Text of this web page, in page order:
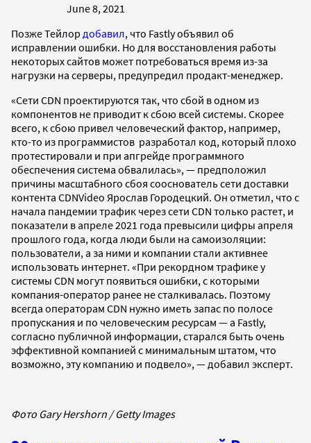
June 8, 2021
Позже Тейлор добавил, что Fastly объявил об
исправлении ошибки. Но для восстановления работы
некоторых сайтов может потребоваться время из-за
нагрузки на серверы, предупредил продакт-менеджер.
«Сети CDN проектируются так, что сбой в одном из
компонентов не приводит к сбою всей системы. Скорее
всего, к сбою привел человеческий фактор, например,
кто-то из программистов разработал код, который плохо
протестировали и при апгрейде программного
обеспечения система обвалилась», — предположил
причины масштабного сбоя сооснователь сети доставки
контента CDNVideo Ярослав Городецкий. Он отметил, что с
начала пандемии трафик через сети CDN только растет, и
показатели в апреле 2021 года превысили цифры апреля
прошлого года, когда люди были на самоизоляции:
пользователи, а за ними и компании стали активнее
использовать интернет. «При рекордном трафике у
системы CDN могут появиться ошибки, с которыми
компания-оператор ранее не сталкивалась. Поэтому
всегда операторам CDN нужно иметь запас по полосе
пропускания и по человеческим ресурсам — а Fastly,
согласно публичной информации, старался быть очень
эффективной компанией с минимальным штатом, что
возможно, эту компанию и подвело», — добавил эксперт.
Фото Gary Hershorn / Getty Images